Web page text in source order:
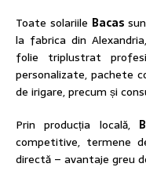
Toate solariile Bacas
la fabrica din
folie triplustrat
personalizate, pachete
de irigare, precum și
Prin producția locală,
competitive, termene
directă – avantaje greu